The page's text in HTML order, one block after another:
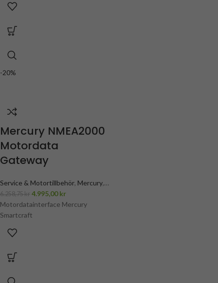
-20%
Mercury NMEA2000
Motordata
Gateway
Service & Motortillbehör, Mercury,
Mercury Elektronik, Mercury
smartcraft
6.258,75kr 4.995,00kr
Motordatainterface Mercury
Smartcraft